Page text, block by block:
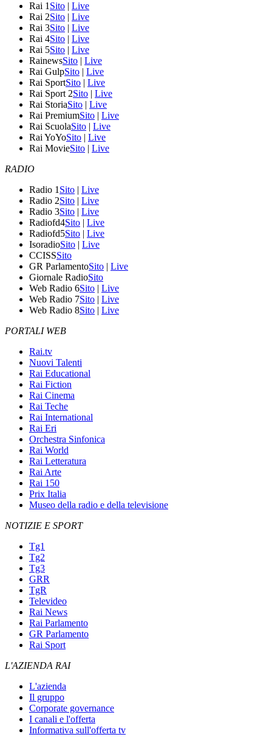
Rai 1 Sito | Live
Rai 2Sito | Live
Rai 3Sito | Live
Rai 4Sito | Live
Rai 5Sito | Live
RainewsSito | Live
Rai GulpSito | Live
Rai SportSito | Live
Rai Sport 2Sito | Live
Rai StoriaSito | Live
Rai PremiumSito | Live
Rai ScuolaSito | Live
Rai YoYoSito | Live
Rai MovieSito | Live
RADIO
Radio 1 Sito | Live
Radio 2Sito | Live
Radio 3Sito | Live
Radiofd4Sito | Live
Radiofd5Sito | Live
IsoradioSito | Live
CCISSSito
GR ParlamentoSito | Live
Giornale RadioSito
Web Radio 6Sito | Live
Web Radio 7Sito | Live
Web Radio 8Sito | Live
PORTALI WEB
Rai.tv
Nuovi Talenti
Rai Educational
Rai Fiction
Rai Cinema
Rai Teche
Rai International
Rai Eri
Orchestra Sinfonica
Rai World
Rai Letteratura
Rai Arte
Rai 150
Prix Italia
Museo della radio e della televisione
NOTIZIE E SPORT
Tg1
Tg2
Tg3
GRR
TgR
Televideo
Rai News
Rai Parlamento
GR Parlamento
Rai Sport
L'AZIENDA RAI
L'azienda
Il gruppo
Corporate governance
I canali e l'offerta
Informativa sull'offerta tv